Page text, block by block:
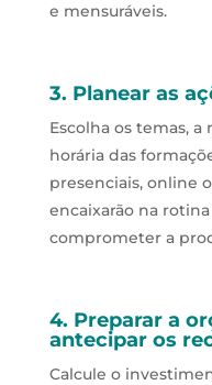
e mensuráveis.
3. Planear as
Escolha os temas,
horária das
presenciais, online
encaixarão na
comprometer a
4. Preparar a
antecipar os
Calcule o